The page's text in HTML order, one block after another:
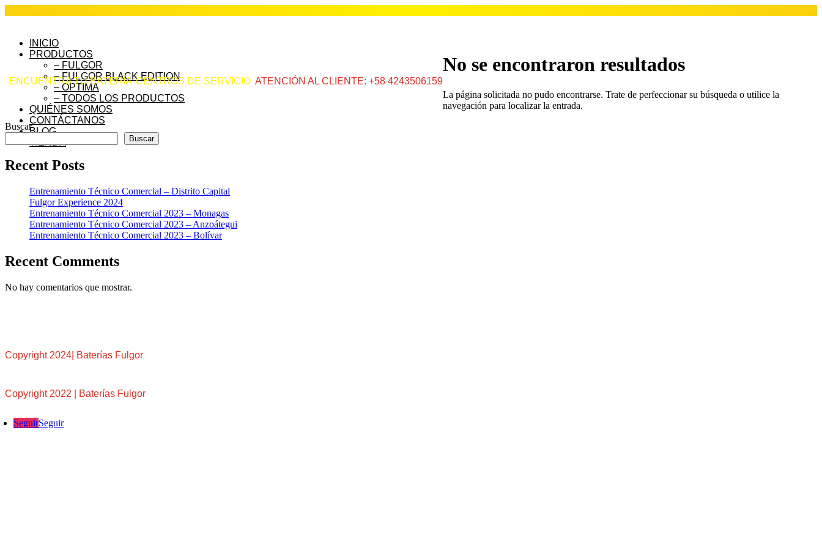
INICIO
PRODUCTOS
– FULGOR
– FULGOR BLACK EDITION
– OPTIMA
– TODOS LOS PRODUCTOS
QUIÉNES SOMOS
CONTÁCTANOS
BLOG
TIENDA
ENCUENTRA TU BATERÍA CENTROS DE SERVICIO ATENCIÓN AL CLIENTE: +58 4243506159
No se encontraron resultados
La página solicitada no pudo encontrarse. Trate de perfeccionar su búsqueda o utilice la
navegación para localizar la entrada.
Buscar
Buscar
Recent Posts
Entrenamiento Técnico Comercial – Distrito Capital
Fulgor Experience 2024
Entrenamiento Técnico Comercial 2023 – Monagas
Entrenamiento Técnico Comercial 2023 – Anzoátegui
Entrenamiento Técnico Comercial 2023 – Bolívar
Recent Comments
No hay comentarios que mostrar.
Copyright 2024| Baterías Fulgor
Copyright 2022 | Baterías Fulgor
SeguirSeguir